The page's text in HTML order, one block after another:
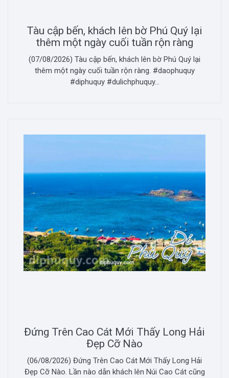
Tàu cập bến, khách lên bờ Phú Quý lại
thêm một ngày cuối tuần rộn ràng
(07/08/2026) Tàu cập bến, khách lên bờ Phú Quý lại
thêm một ngày cuối tuần rộn ràng. #daophuquy
#diphuquy #dulichphuquy...
Đứng Trên Cao Cát Mới Thấy Long Hải
Đẹp Cỡ Nào
(06/08/2026) Đứng Trên Cao Cát Mới Thấy Long Hải
Đẹp Cỡ Nào. Lần nào dẫn khách lên Núi Cao Cát cũng